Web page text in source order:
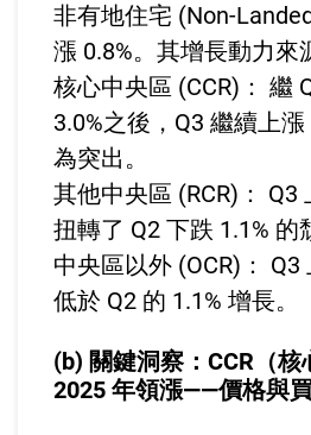
非有地住宅 (Non-
漲 0.8%。其增長動力來
核心中央區 (CCR)： 繼
3.0%之後，Q3 繼續上
為突出。
其他中央區 (RCR)： Q3
扭轉了 Q2 下跌 1.1% 的
中央區以外 (OCR)： Q3
低於 Q2 的 1.1% 增長。
(b) 關鍵洞察：CCR（
2025 年領漲——價格與